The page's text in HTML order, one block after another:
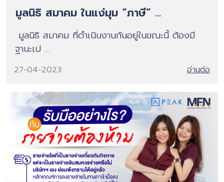
มูลนิธิ สมาคม ในแง่มุม “ภาษี” ...
มูลนิธิ สมาคม ที่ดำเนินงานกันอยู่ในขณะนี้ ต้องมี
ฐานะเป …
27-04-2023 อ่านต่อ